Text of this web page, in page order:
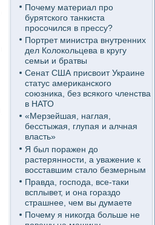
Почему материал про
бурятского танкиста
просочился в прессу?
Портрет министра внутренних
дел Колокольцева в кругу
семьи и братвы
Сенат США присвоит Украине
статус американского
союзника, без всякого членства
в НАТО
«Мерзейшая, наглая,
бесстыжая, глупая и алчная
власть»
Я был поражен до
растерянности, а уважение к
восставшим стало безмерным
Правда, господа, все-таки
всплывет, и она гораздо
страшнее, чем вы думаете
Почему я никогда больше не